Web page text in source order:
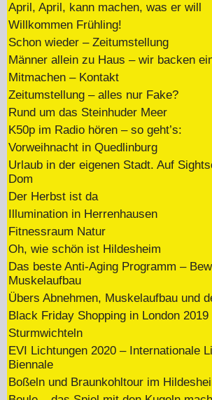
April, April, kann machen, was er will
Willkommen Frühling!
Schon wieder – Zeitumstellung
Männer allein zu Haus – wir backen
Mitmachen – Kontakt
Zeitumstellung – alles nur Fake?
Rund um das Steinhuder Meer
K50p im Radio hören – so geht’s:
Vorweihnacht in Quedlinburg
Urlaub in der eigenen Stadt. Auf
Dom
Der Herbst ist da
Illumination in Herrenhausen
Fitnessraum Natur
Oh, wie schön ist Hildesheim
Das beste Anti-Aging Programm –
Muskelaufbau
Übers Abnehmen, Muskelaufbau und
Black Friday Shopping in London 2019
Sturmwichteln
EVI Lichtungen 2020 – Internationale
Biennale
Boßeln und Braunkohltour im